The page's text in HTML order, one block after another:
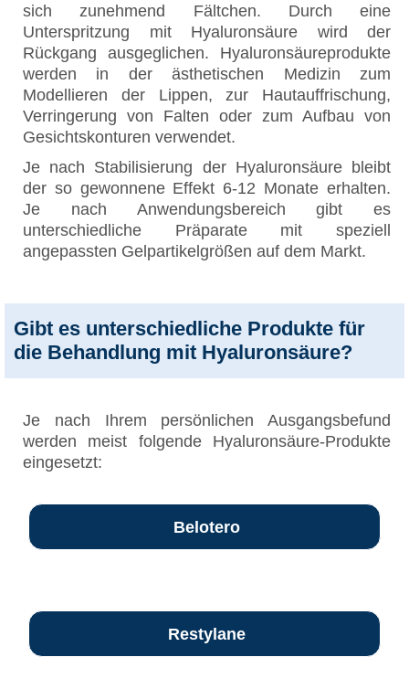
sich zunehmend Fältchen. Durch eine
Unterspritzung mit Hyaluronsäure wird der
Rückgang ausgeglichen. Hyaluronsäureprodukte
werden in der ästhetischen Medizin zum
Modellieren der Lippen, zur Hautauffrischung,
Verringerung von Falten oder zum Aufbau von
Gesichtskonturen verwendet.
Je nach Stabilisierung der Hyaluronsäure bleibt
der so gewonnene Effekt 6-12 Monate erhalten.
Je nach Anwendungsbereich gibt es
unterschiedliche Präparate mit speziell
angepassten Gelpartikelgrößen auf dem Markt.
Gibt es unterschiedliche Produkte für
die Behandlung mit Hyaluronsäure?
Je nach Ihrem persönlichen Ausgangsbefund
werden meist folgende Hyaluronsäure-Produkte
eingesetzt:
Belotero
Restylane